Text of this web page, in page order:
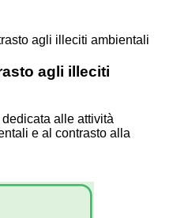
agli illeciti ambientali
agli illeciti
alle attività
e al contrasto alla